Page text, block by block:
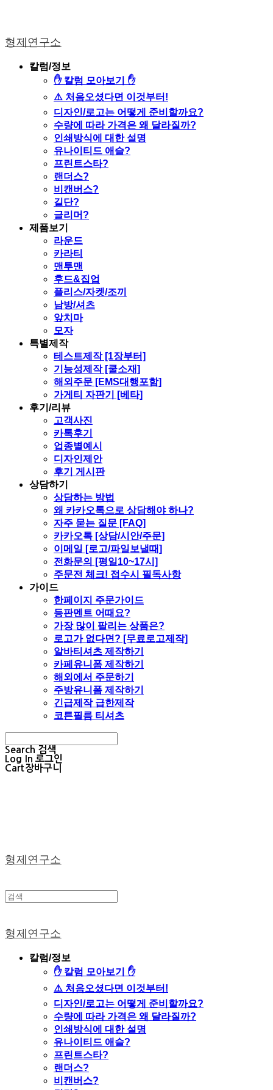
형제연구소
칼럼/정보
✋ 칼럼 모아보기 ✋
⚠️ 처음오셨다면 이것부터!
디자인/로고는 어떻게 준비할까요?
수량에 따라 가격은 왜 달라질까?
인쇄방식에 대한 설명
유나이티드 애슬?
프린트스타?
랜더스?
비캔버스?
길단?
글리머?
제품보기
라운드
카라티
맨투맨
후드&집업
플리스/자켓/조끼
남방/셔츠
앞치마
모자
특별제작
테스트제작 [1장부터]
기능성제작 [쿨소재]
해외주문 [EMS대행포함]
가게티 자판기 [베타]
후기/리뷰
고객사진
카톡후기
업종별예시
디자인제안
후기 게시판
상담하기
상담하는 방법
왜 카카오톡으로 상담해야 하나?
자주 묻는 질문 [FAQ]
카카오톡 [상담/시안/주문]
이메일 [로고/파일보낼때]
전화문의 [평일10~17시]
주문전 체크! 접수시 필독사항
가이드
한페이지 주문가이드
등판멘트 어때요?
가장 많이 팔리는 상품은?
로고가 없다면? [무료로고제작]
알바티셔츠 제작하기
카페유니폼 제작하기
해외에서 주문하기
주방유니폼 제작하기
긴급제작 급한제작
코튼필름 티셔츠
Search 검색
Log In 로그인
Cart장바구니
형제연구소
형제연구소
칼럼/정보
✋ 칼럼 모아보기 ✋
⚠️ 처음오셨다면 이것부터!
디자인/로고는 어떻게 준비할까요?
수량에 따라 가격은 왜 달라질까?
인쇄방식에 대한 설명
유나이티드 애슬?
프린트스타?
랜더스?
비캔버스?